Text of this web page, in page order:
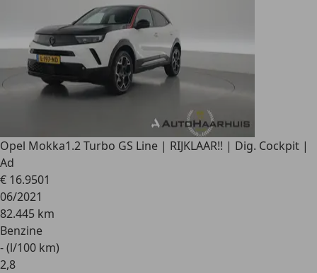
Opel Mokka1.2 Turbo GS Line | RIJKLAAR!! | Dig. Cockpit |
Ad
€ 16.9501
06/2021
82.445 km
Benzine
- (l/100 km)
2,8